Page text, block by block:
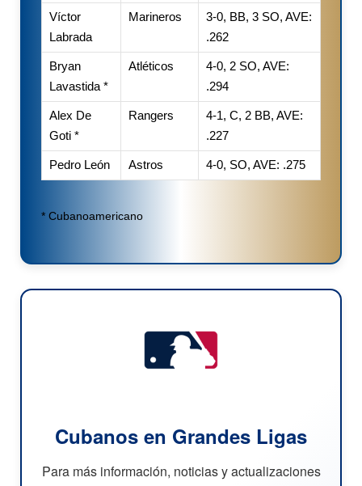
Víctor
Labrada
Marineros
3-0, BB, 3 SO, AVE:
.262
Bryan
Lavastida *
Atléticos
4-0, 2 SO, AVE:
.294
Alex De
Goti *
Rangers
4-1, C, 2 BB, AVE:
.227
Pedro León Astros 4-0, SO, AVE: .275
* Cubanoamericano
Cubanos en Grandes Ligas
Para más información, noticias y actualizaciones